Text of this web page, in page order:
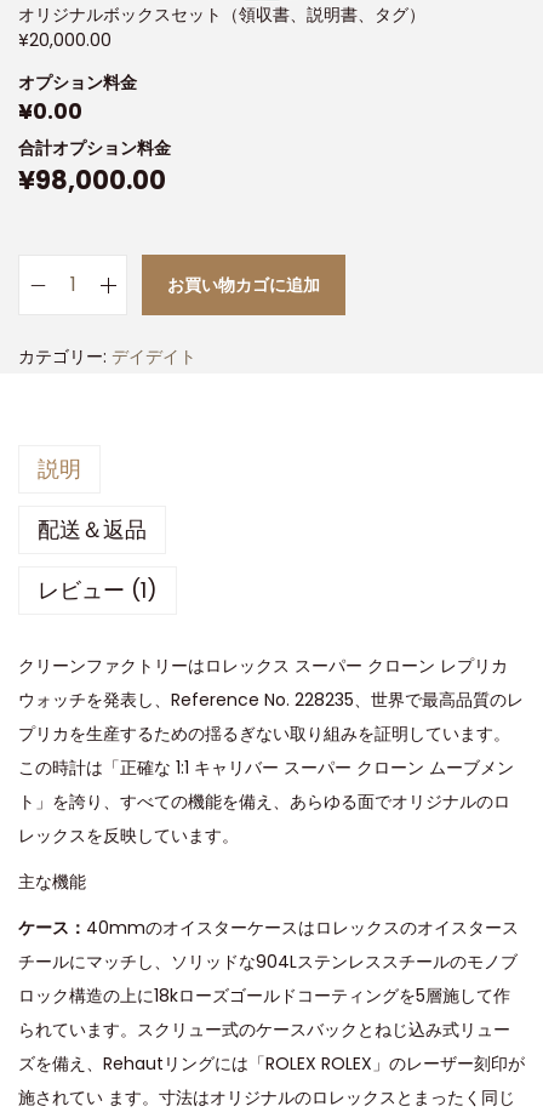
オリジナルボックスセット（領収書、説明書、タグ）
¥20,000.00
オプション料金
¥0.00
合計オプション料金
¥98,000.00
お買い物カゴに追加
カテゴリー: デイデイト
説明
配送＆返品
レビュー (1)
クリーンファクトリーはロレックス スーパー クローン レプリカ
ウォッチを発表し、Reference No. 228235、世界で最高品質のレ
プリカを生産するための揺るぎない取り組みを証明しています。
この時計は「正確な 1:1 キャリバー スーパー クローン ムーブメン
ト」を誇り、すべての機能を備え、あらゆる面でオリジナルのロ
レックスを反映しています。
主な機能
ケース： 40mmのオイスターケースはロレックスのオイスタース
チールにマッチし、ソリッドな904Lステンレススチールのモノブ
ロック構造の上に18kローズゴールドコーティングを5層施して作
られています。スクリュー式のケースバックとねじ込み式リュー
ズを備え、Rehautリングには「ROLEX ROLEX」のレーザー刻印が
施されてい ます。寸法はオリジナルのロレックスとまったく同じ